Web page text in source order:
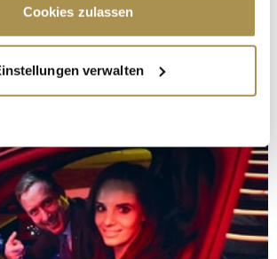
oder widerrufen
über Ihre geografische Lage
bis auf einige Meter genau sein
(Fingerprinting) identifizieren
darüber, wie Ihre persönlichen Daten
und legen Sie Ihre Präferenzen im
fest.
Cookies zulassen
verwalten